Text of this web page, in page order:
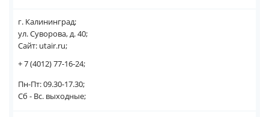
г. Калининград;
ул. Суворова, д. 40;
Сайт: utair.ru;
+ 7 (4012) 77-16-24;
Пн-Пт: 09.30-17.30;
Сб - Вс. выходные;